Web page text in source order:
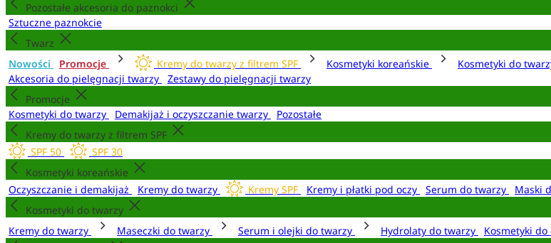
Pozostałe akcesoria do paznokci
Sztuczne paznokcie
Twarz
Nowości
Promocje Kremy do twarzy z filtrem SPF Kosmetyki koreańskie Kosmetyki do
Akcesoria do pielęgnacji twarzy
Zestawy do pielęgnacji twarzy
Promocje
Kosmetyki do twarzy
Demakijaż i oczyszczanie twarzy
Pozostałe
Kremy do twarzy z filtrem SPF
SPF 50
SPF 30
Kosmetyki koreańskie
Oczyszczanie i demakijaż
Kremy do twarzy Kremy SPF Kremy i płatki pod oczy Serum do twarzy Maski
Kosmetyki do twarzy
Kremy do twarzy
Maseczki do twarzy Serum i olejki do twarzy Hydrolaty do twarzy Kosmetyki do